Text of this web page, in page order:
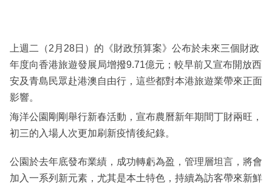
區
上週二（2月28日）的《財政預算案》公布於未來三個財政
年度向香港旅遊發展局增撥9.71億元；較早前又宣布開放西
安及青島民眾赴港澳自由行，這些都對本港旅遊業帶來正面
影響。
海洋公園剛剛舉行新春活動，宣布農曆新年期間丁財兩旺，
初三的入場人次更加刷新疫情後紀錄。
公園於去年底發布業績，成功轉虧為盈，管理層坦言，將會
加入一系列新元素，尤其是本土特色，持續為訪客帶來新鮮